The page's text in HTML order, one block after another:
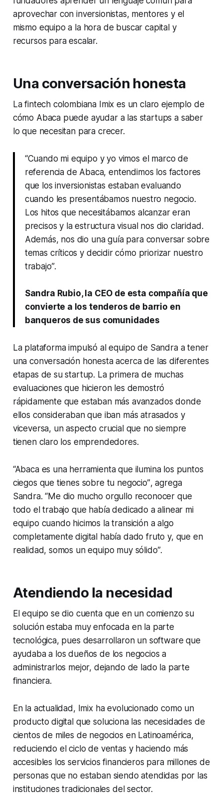
aprovechar con inversionistas, mentores y el
mismo equipo a la hora de buscar capital y
recursos para escalar.
Una conversación honesta
La fintech colombiana Imix es un claro ejemplo de
cómo Abaca puede ayudar a las startups a saber
lo que necesitan para crecer.
“Cuando mi equipo y yo vimos el marco de
referencia de Abaca, entendimos los factores
que los inversionistas estaban evaluando
cuando les presentábamos nuestro negocio.
Los hitos que necesitábamos alcanzar eran
precisos y la estructura visual nos dio claridad.
Además, nos dio una guía para conversar sobre
temas críticos y decidir cómo priorizar nuestro
trabajo”.
Sandra Rubio, la CEO de esta compañía que
convierte a los tenderos de barrio en
banqueros de sus comunidades
La plataforma impulsó al equipo de Sandra a tener
una conversación honesta acerca de las diferentes
etapas de su startup. La primera de muchas
evaluaciones que hicieron les demostró
rápidamente que estaban más avanzados donde
ellos consideraban que iban más atrasados y
viceversa, un aspecto crucial que no siempre
tienen claro los emprendedores.
“Abaca es una herramienta que ilumina los puntos
ciegos que tienes sobre tu negocio”, agrega
Sandra.“Me dio mucho orgullo reconocer que
todo el trabajo que había dedicado a alinear mi
equipo cuando hicimos la transición a algo
completamente digital había dado fruto y, que en
realidad, somos un equipo muy sólido”.
Atendiendo la necesidad
El equipo se dio cuenta que en un comienzo su
solución estaba muy enfocada en la parte
tecnológica, pues desarrollaron un software que
ayudaba a los dueños de los negocios a
administrarlos mejor, dejando de lado la parte
financiera.
En la actualidad, Imix ha evolucionado como un
producto digital que soluciona las necesidades de
cientos de miles de negocios en Latinoamérica,
reduciendo el ciclo de ventas y haciendo más
accesibles los servicios financieros para millones de
personas que no estaban siendo atendidas por las
instituciones tradicionales del sector.